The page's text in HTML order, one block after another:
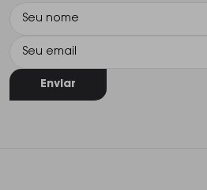
Enviar